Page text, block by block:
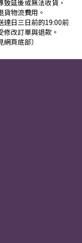
延後或無法收貨，
物流費用。
達日三日前的19:00前
改訂單與退款。
頁底部）